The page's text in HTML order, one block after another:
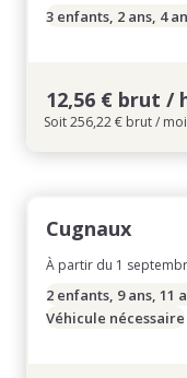
3 enfants, 2 ans, 4
12,56 € brut /
Soit 256,22 € brut /
Cugnaux
À partir du 1
2 enfants, 9 ans, 11
Véhicule nécessaire